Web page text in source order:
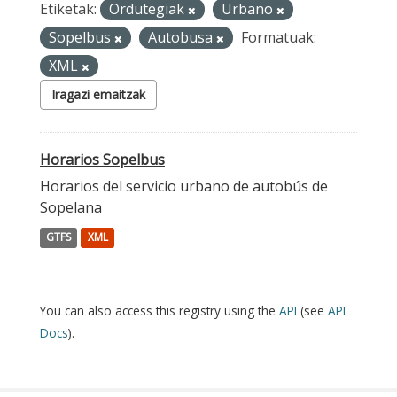
Etiketak: Ordutegiak
Urbano
Sopelbus
Autobusa
Formatuak:
XML
Iragazi emaitzak
Horarios Sopelbus
Horarios del servicio urbano de autobús de
Sopelana
GTFS XML
You can also access this registry using the API (see API
Docs).